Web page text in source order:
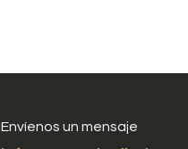
Envíenos un mensaje